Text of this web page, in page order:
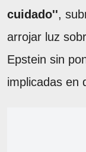
cuidado'',
arrojar luz
Epstein sin
implicadas en